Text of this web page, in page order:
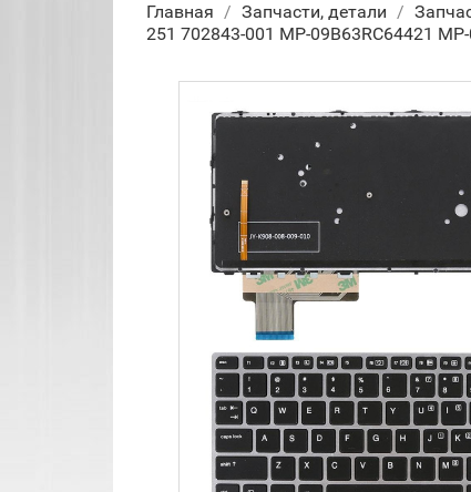
Главная Запчасти, детали
251 702843-001 MP-09B63RC64421